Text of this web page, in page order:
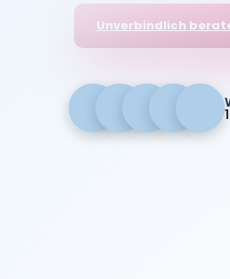
Unverbindlich